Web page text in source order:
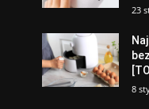
23
8